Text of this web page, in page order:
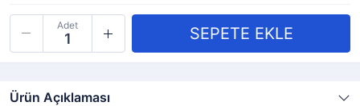
Adet
Ürün Açıklaması